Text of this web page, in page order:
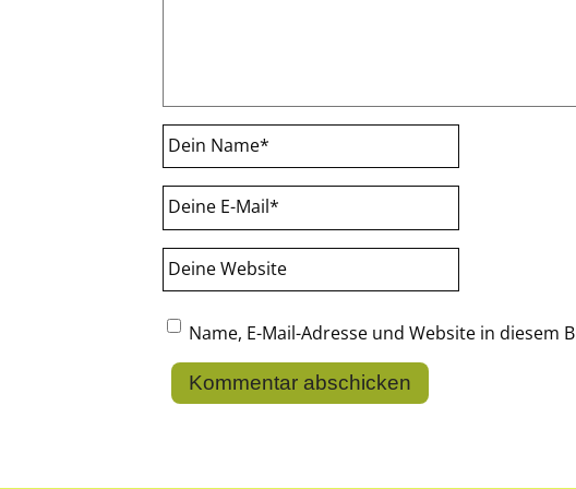
Dein Name*
Deine E-Mail*
Deine Website
Name, E-Mail-Adresse und Website in